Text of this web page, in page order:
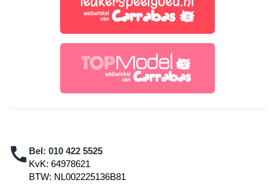
Bel: 010 422 5525
KvK: 64978621
BTW: NL002225136B81